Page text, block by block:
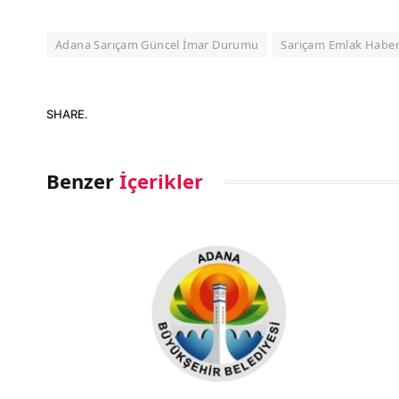
Adana Sarıçam Güncel İmar Durumu Sarıçam Emlak
SHARE.
Benzer İçerikler